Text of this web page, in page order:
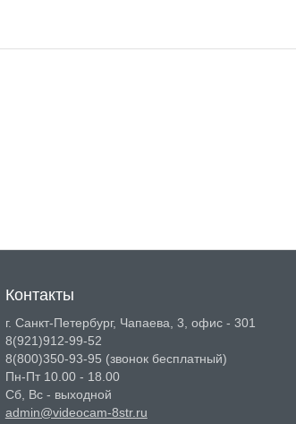
Контакты
г. Санкт-Петербург, Чапаева, 3, офис - 301
8(921)912-99-52
8(800)350-93-95 (звонок бесплатный)
Пн-Пт 10.00 - 18.00
Сб, Вс - выходной
admin@videocam-8str.ru